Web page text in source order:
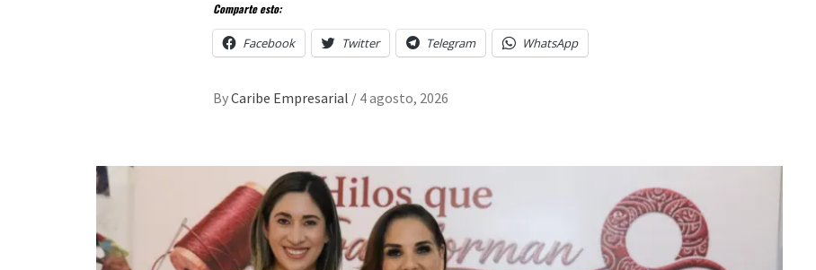
Comparte esto:
Facebook Twitter Telegram WhatsApp
ByCaribe Empresarial / 4 agosto, 2026